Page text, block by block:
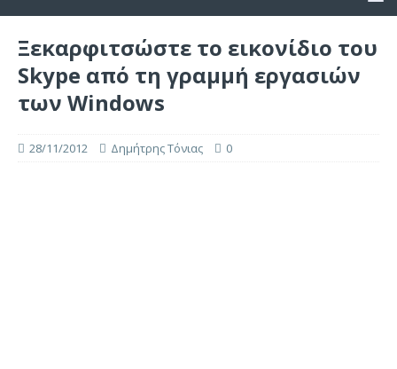
Ξεκαρφιτσώστε το εικονίδιο του
Skype από τη γραμμή εργασιών
των Windows
28/11/2012 Δημήτρης Τόνιας 0